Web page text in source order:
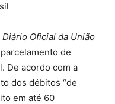
Diário Oficial da União
de
De acordo com a
dos débitos “de
em até 60